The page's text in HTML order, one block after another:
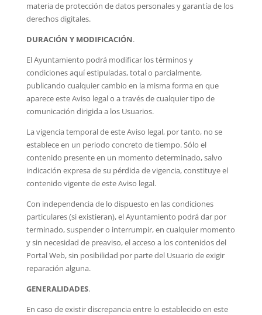
materia de protección de datos personales y garantía de los
derechos digitales.
DURACIÓN Y MODIFICACIÓN.
El Ayuntamiento podrá modificar los términos y
condiciones aquí estipuladas, total o parcialmente,
publicando cualquier cambio en la misma forma en que
aparece este Aviso legal o a través de cualquier tipo de
comunicación dirigida a los Usuarios.
La vigencia temporal de este Aviso legal, por tanto, no se
establece en un periodo concreto de tiempo. Sólo el
contenido presente en un momento determinado, salvo
indicación expresa de su pérdida de vigencia, constituye el
contenido vigente de este Aviso legal.
Con independencia de lo dispuesto en las condiciones
particulares (si existieran), el Ayuntamiento podrá dar por
terminado, suspender o interrumpir, en cualquier momento
y sin necesidad de preaviso, el acceso a los contenidos del
Portal Web, sin posibilidad por parte del Usuario de exigir
reparación alguna.
GENERALIDADES.
En caso de existir discrepancia entre lo establecido en este